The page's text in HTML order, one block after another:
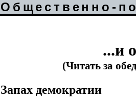
Общественно-
...и
(Читать за
Запах демократии